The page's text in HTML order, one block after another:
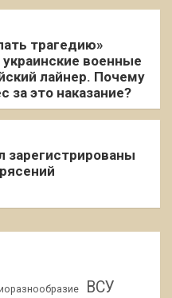
трагедию»
украинские военные
лайнер. Почему
за это наказание?
зарегистрированы
ВСУ